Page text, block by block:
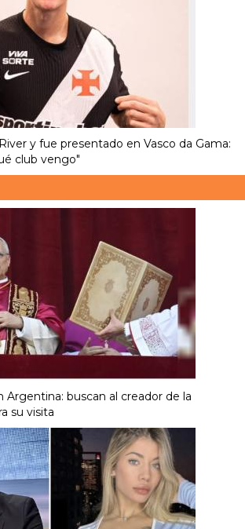
y fue presentado en Vasco da Gama:
club vengo"
Argentina: buscan al creador de la
su visita